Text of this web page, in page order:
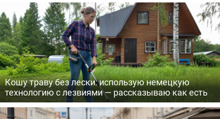
Кошу траву без лески: использую немецкую
технологию с лезвиями — рассказываю как есть